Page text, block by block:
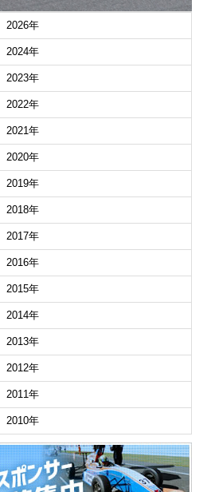
2026年
2024年
2023年
2022年
2021年
2020年
2019年
2018年
2017年
2016年
2015年
2014年
2013年
2012年
2011年
2010年